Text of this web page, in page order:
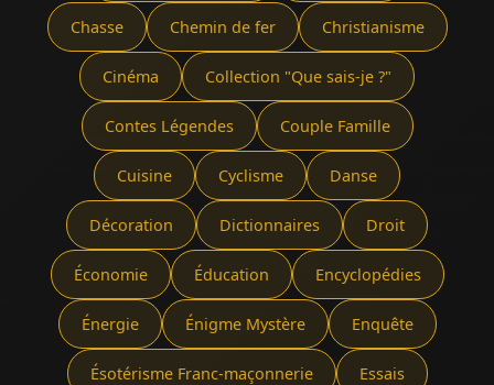
Chasse Chemin de fer Christianisme
Cinéma Collection "Que sais-je ?"
Contes Légendes Couple Famille
Cuisine Cyclisme Danse
Décoration Dictionnaires Droit
Économie Éducation Encyclopédies
Énergie Énigme Mystère Enquête
Ésotérisme Franc-maçonnerie Essais